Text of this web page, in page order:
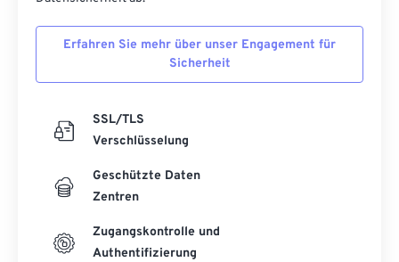
Erfahren Sie mehr über unser Engagement für
Sicherheit
SSL/TLS
Verschlüsselung
Geschützte Daten
Zentren
Zugangskontrolle und
Authentifizierung